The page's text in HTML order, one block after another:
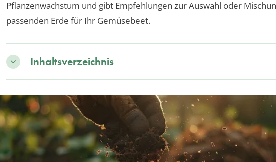
Pflanzenwachstum und gibt Empfehlungen zur Auswahl oder
passenden Erde für Ihr Gemüsebeet.
Inhaltsverzeichnis